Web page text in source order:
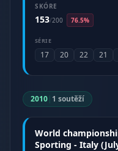
SKÓRE
153/200 76.5%
SÉRIE
17 20 22 21
2010| 1 soutěží
World
Sporting - Italy